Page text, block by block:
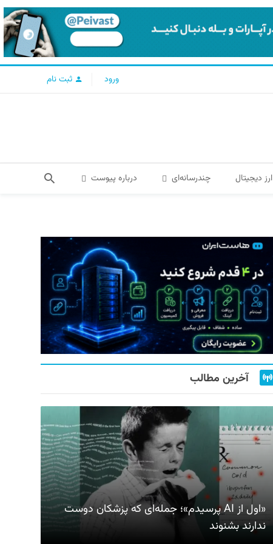
ورود ثبت نام
ارز دیجیتال چندرسانه‌ای درباره پیوست
آخرین مطالب
«اول از AI پرسیدم»؛ جمله‌ای که پزشکان دوست
ندارند بشنوند